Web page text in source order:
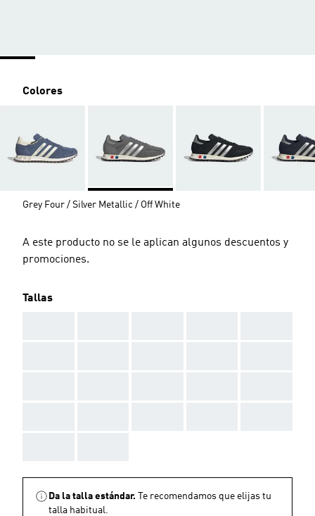
Colores
Grey Four / Silver Metallic / Off White
A este producto no se le aplican algunos descuentos y
promociones.
Tallas
Da la talla estándar.
Te recomendamos que elijas tu
talla habitual.